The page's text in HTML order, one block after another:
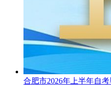
合肥市2026年上半年自